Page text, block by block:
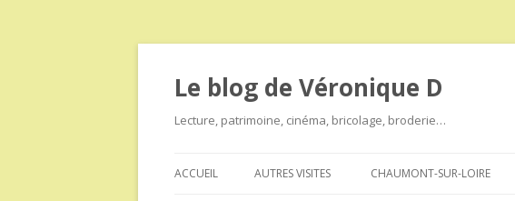
Le blog de Véronique D
Lecture, patrimoine, cinéma, bricolage, broderie…
ACCUEIL AUTRES VISITES CHAUMONT-SUR-LOIRE